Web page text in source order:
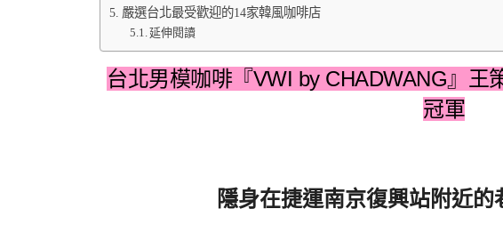
嚴選台北最受歡迎的14家韓風咖啡店
延伸閱讀
台北男模咖啡『VWI by CHADWANG』王
冠軍
隱身在捷運南京復興站附近的